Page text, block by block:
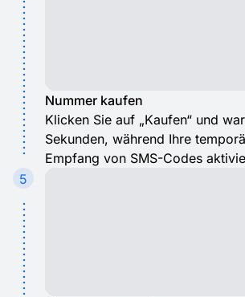
Nummer kaufen
Klicken Sie auf „Kaufen“ und
Sekunden, während Ihre
Empfang von SMS-Codes
5